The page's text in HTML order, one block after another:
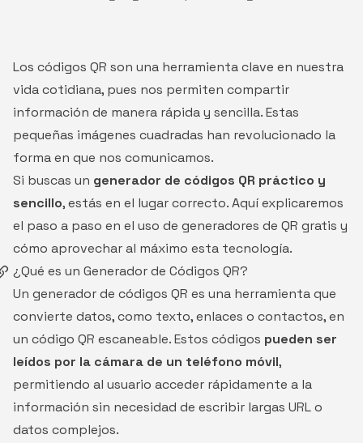
Los códigos QR son una herramienta clave en nuestra
vida cotidiana, pues nos permiten compartir
información de manera rápida y sencilla. Estas
pequeñas imágenes cuadradas han revolucionado la
forma en que nos comunicamos.
Si buscas un generador de códigos QR práctico y
sencillo, estás en el lugar correcto. Aquí explicaremos
el paso a paso en el uso de generadores de QR gratis y
cómo aprovechar al máximo esta tecnología.
¿Qué es un Generador de Códigos QR?
Un generador de códigos QR es una herramienta que
convierte datos, como texto, enlaces o contactos, en
un código QR escaneable. Estos códigos pueden ser
leídos por la cámara de un teléfono móvil,
permitiendo al usuario acceder rápidamente a la
información sin necesidad de escribir largas URL o
datos complejos.